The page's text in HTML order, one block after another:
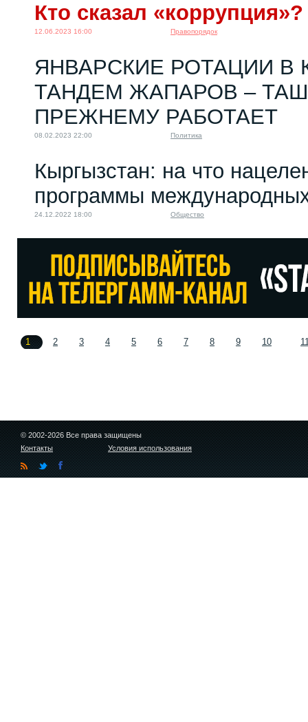
Кто сказал «коррупция»?
12.06.2023 16:00 Правопорядок
ЯНВАРСКИЕ РОТАЦИИ В
ТАНДЕМ ЖАПАРОВ –
ПРЕЖНЕМУ РАБОТАЕТ
08.02.2023 22:00 Политика
Кыргызстан: на что
программы
24.12.2022 18:00 Общество
1 2 3 4 5 6 7 8 9 10
© 2002-2026 Все права защищены
Контакты
Условия использования